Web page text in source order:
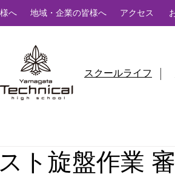
へ 地域・企業の皆様へ アクセス
スクールライフ
ト旋盤作業